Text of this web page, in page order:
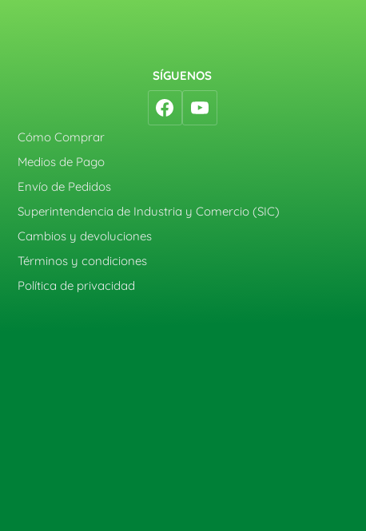
SÍGUENOS
Cómo Comprar
Medios de Pago
Envío de Pedidos
Superintendencia de Industria y Comercio (SIC)
Cambios y devoluciones
Términos y condiciones
Política de privacidad